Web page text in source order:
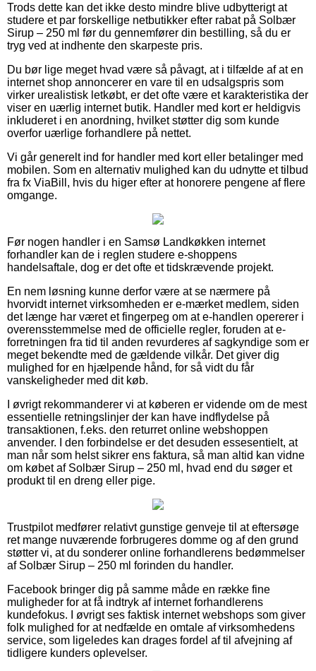
Trods dette kan det ikke desto mindre blive udbytterigt at
studere et par forskellige netbutikker efter rabat på Solbær
Sirup – 250 ml før du gennemfører din bestilling, så du er
tryg ved at indhente den skarpeste pris.
Du bør lige meget hvad være så påvagt, at i tilfælde af at en
internet shop annoncerer en vare til en udsalgspris som
virker urealistisk letkøbt, er det ofte være et karakteristika der
viser en uærlig internet butik. Handler med kort er heldigvis
inkluderet i en anordning, hvilket støtter dig som kunde
overfor uærlige forhandlere på nettet.
Vi går generelt ind for handler med kort eller betalinger med
mobilen. Som en alternativ mulighed kan du udnytte et tilbud
fra fx ViaBill, hvis du higer efter at honorere pengene af flere
omgange.
Før nogen handler i en Samsø Landkøkken internet
forhandler kan de i reglen studere e-shoppens
handelsaftale, dog er det ofte et tidskrævende projekt.
En nem løsning kunne derfor være at se nærmere på
hvorvidt internet virksomheden er e-mærket medlem, siden
det længe har været et fingerpeg om at e-handlen opererer i
overensstemmelse med de officielle regler, foruden at e-
forretningen fra tid til anden revurderes af sagkyndige som er
meget bekendte med de gældende vilkår. Det giver dig
mulighed for en hjælpende hånd, for så vidt du får
vanskeligheder med dit køb.
I øvrigt rekommanderer vi at køberen er vidende om de mest
essentielle retningslinjer der kan have indflydelse på
transaktionen, f.eks. den returret online webshoppen
anvender. I den forbindelse er det desuden essesentielt, at
man når som helst sikrer ens faktura, så man altid kan vidne
om købet af Solbær Sirup – 250 ml, hvad end du søger et
produkt til en dreng eller pige.
Trustpilot medfører relativt gunstige genveje til at eftersøge
ret mange nuværende forbrugeres domme og af den grund
støtter vi, at du sonderer online forhandlerens bedømmelser
af Solbær Sirup – 250 ml forinden du handler.
Facebook bringer dig på samme måde en række fine
muligheder for at få indtryk af internet forhandlerens
kundefokus. I øvrigt ses faktisk internet webshops som giver
folk mulighed for at nedfælde en omtale af virksomhedens
service, som ligeledes kan drages fordel af til afvejning af
tidligere kunders oplevelser.